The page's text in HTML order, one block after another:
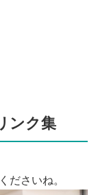
ンク集
ださいね。